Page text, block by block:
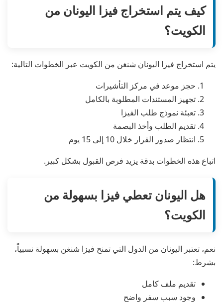
كيف يتم استخراج فيزا اليونان من
الكويت؟
يتم استخراج فيزا اليونان شنغن من الكويت عبر الخطوات التالية:
حجز موعد في مركز التأشيرات
تجهيز المستندات المطلوبة بالكامل
تعبئة نموذج طلب الفيزا
تقديم الطلب وأخذ البصمة
انتظار صدور القرار خلال 10 إلى 15 يوم
اتباع هذه الخطوات بدقة يزيد فرص القبول بشكل كبير.
هل اليونان تعطي فيزا بسهولة من
الكويت؟
نعم، تعتبر اليونان من الدول التي تمنح فيزا شنغن بسهولة نسبياً،
بشرط:
تقديم ملف كامل
وجود سبب سفر واضح